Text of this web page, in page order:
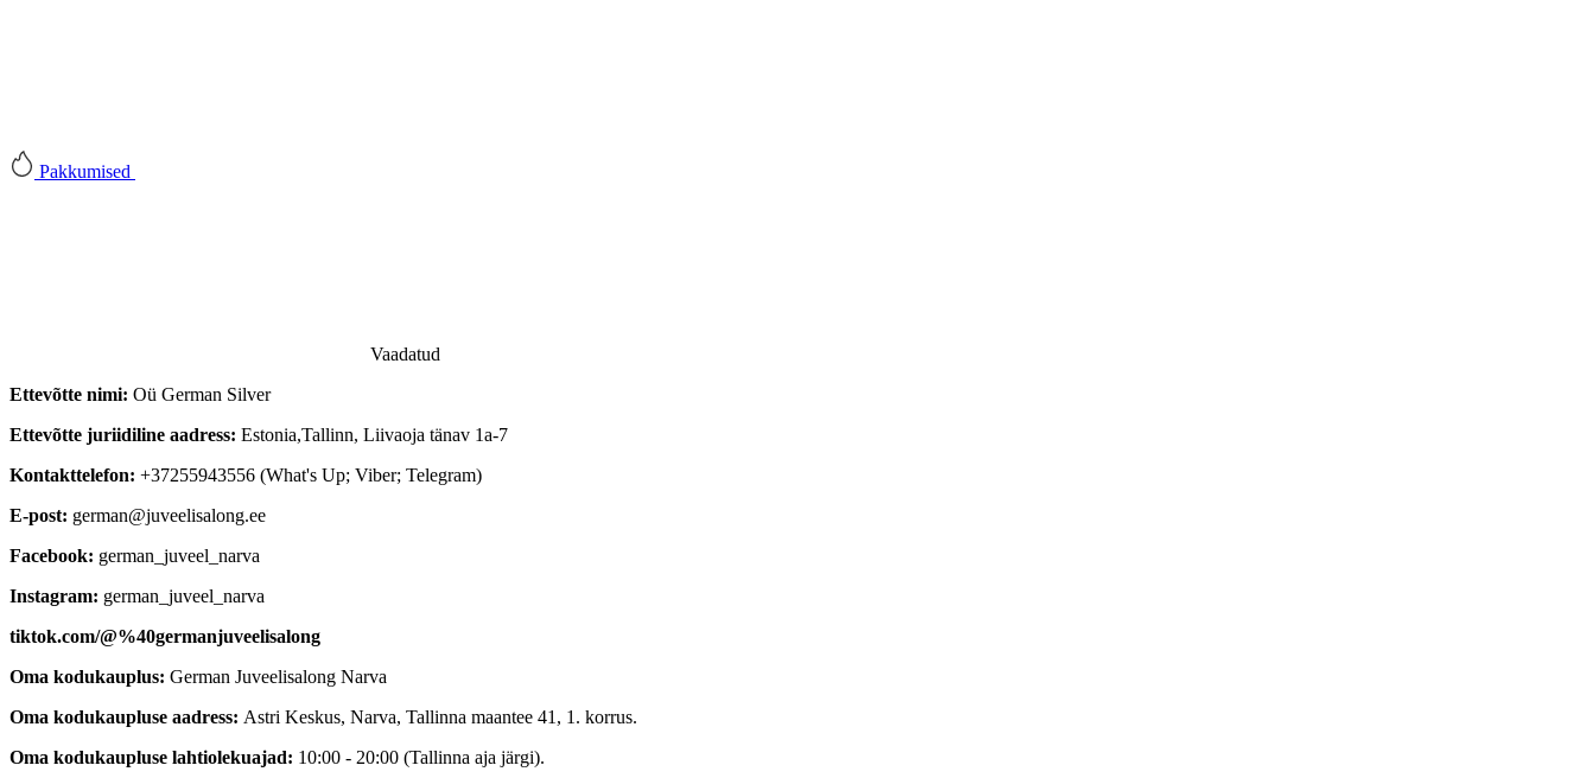
Pakkumised
Vaadatud
Ettevõtte nimi: Oü German Silver
Ettevõtte juriidiline aadress: Estonia,Tallinn, Liivaoja tänav 1a-7
Kontakttelefon: +37255943556 (What's Up; Viber; Telegram)
E-post: german@juveelisalong.ee
Facebook: german_juveel_narva
Instagram: german_juveel_narva
tiktok.com/@%40germanjuveelisalong
Oma kodukauplus: German Juveelisalong Narva
Oma kodukaupluse aadress: Astri Keskus, Narva, Tallinna maantee 41, 1. korrus.
Oma kodukaupluse lahtiolekuajad: 10:00 - 20:00 (Tallinna aja järgi).